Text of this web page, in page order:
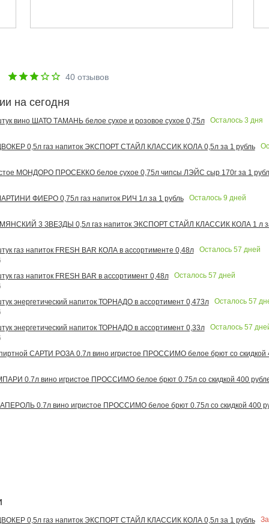
40отзывов
на сегодня
вино ШАТО ТАМАНЬ белое сухое и розовое сухое 0,75л Осталось 3 дня
0,5л газ напиток ЭКСПОРТ СТАЙЛ КЛАССИК КОЛА 0,5л за 1 рубль
МОНДОРО ПРОСЕККО белое сухое 0,75л чипсы ЛЭЙС сыр 170г за 1
ФИЕРО 0,75л газ напиток РИЧ 1л за 1 рубль Осталось 9 дней
3 ЗВЕЗДЫ 0,5л газ напиток ЭКСПОРТ СТАЙЛ КЛАССИК КОЛА 1 л
газ напиток FRESH BAR КОЛА в ассортименте 0,48л Осталось 57 дней
газ напиток FRESH BAR в ассортимент 0,48л
Осталось 57 дней
энергетический напиток ТОРНАДО в ассортимент 0,473л
Осталось 57
энергетический напиток ТОРНАДО в ассортимент 0,33л
Осталось 57
САРТИ РОЗА 0.7л вино игристое ПРОССИМО белое брют со скидкой
0.7л вино игристое ПРОССИМО белое брют 0.75л со скидкой 400
0.7л вино игристое ПРОССИМО белое брют 0.75л со скидкой 400
0,5л газ напиток ЭКСПОРТ СТАЙЛ КЛАССИК КОЛА 0,5л за 1 рубль